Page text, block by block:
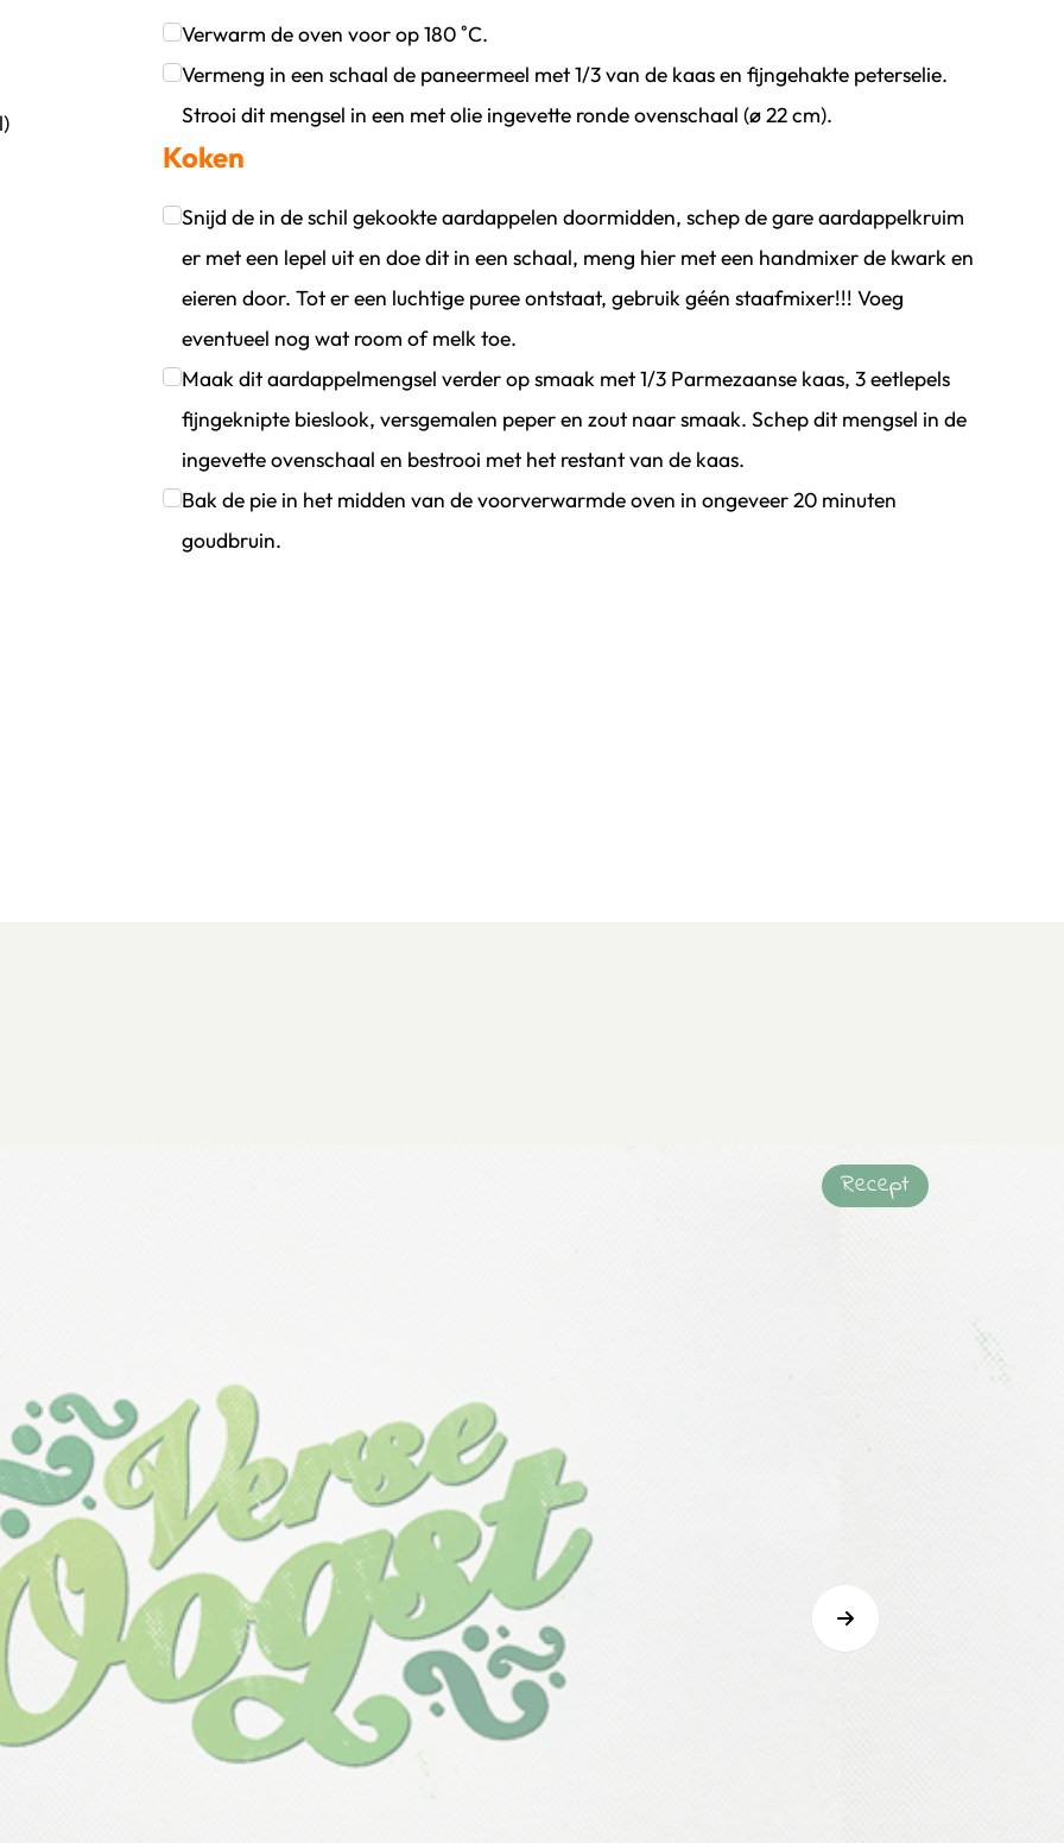
persoon
Verwarm de oven voor op 180 ˚C.
Klik om dit selectievakje aan te vinken
Vermeng in een schaal de paneermeel met 1/3 van de kaas en fijngehakte peterselie.
Strooi dit mengsel in een met olie ingevette ronde ovenschaal (ø 22 cm).
Klik om dit selectievakje aan te vinken
Koken
Snijd de in de schil gekookte aardappelen doormidden, schep de gare aardappelkruim
er met een lepel uit en doe dit in een schaal, meng hier met een handmixer de kwark en
eieren door. Tot er een luchtige puree ontstaat, gebruik géén staafmixer!!! Voeg
eventueel nog wat room of melk toe.
Klik om dit selectievakje aan te vinken
Maak dit aardappelmengsel verder op smaak met 1/3 Parmezaanse kaas, 3 eetlepels
fijngeknipte bieslook, versgemalen peper en zout naar smaak. Schep dit mengsel in de
ingevette ovenschaal en bestrooi met het restant van de kaas.
Klik om dit selectievakje aan te vinken
Bak de pie in het midden van de voorverwarmde oven in ongeveer 20 minuten
goudbruin.
Recept